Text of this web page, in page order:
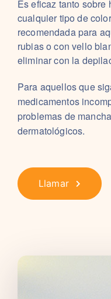
Es eficaz tanto sobre
cualquier tipo de
recomendada para
rubias o con vello
eliminar con la
Para aquellos que
medicamentos
problemas de
dermatológicos.
Llamar